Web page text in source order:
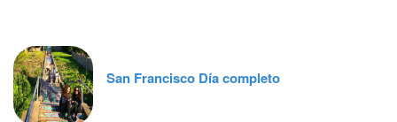
San Francisco Día completo